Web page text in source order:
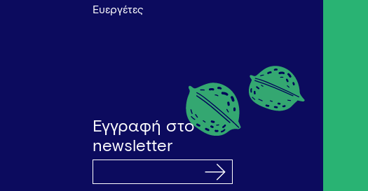
Ευεργέτες
Εγγραφή στο
newsletter